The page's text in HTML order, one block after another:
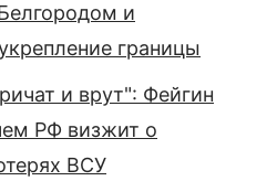
и
границы
и врут": Фейгин
РФ визжит о
ВСУ